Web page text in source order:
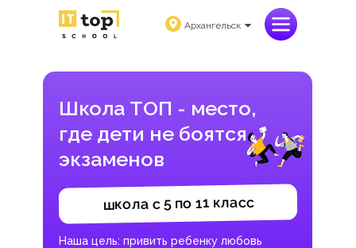
Архангельск
Наша цель: привить ребенку любовь
Школа ТОП - место,
где дети не боятся
экзаменов
школа с 5 по 11 класс